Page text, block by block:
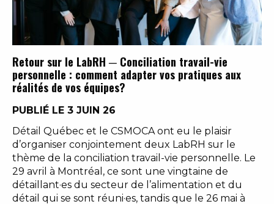
Retour sur le LabRH ─ Conciliation travail-vie
personnelle : comment adapter vos pratiques aux
réalités de vos équipes?
PUBLIÉ LE 3 JUIN 26
Détail Québec et le CSMOCA ont eu le plaisir
d’organiser conjointement deux LabRH sur le
thème de la conciliation travail-vie personnelle. Le
29 avril à Montréal, ce sont une vingtaine de
détaillant·es du secteur de l’alimentation et du
détail qui se sont réuni·es, tandis que le 26 mai à